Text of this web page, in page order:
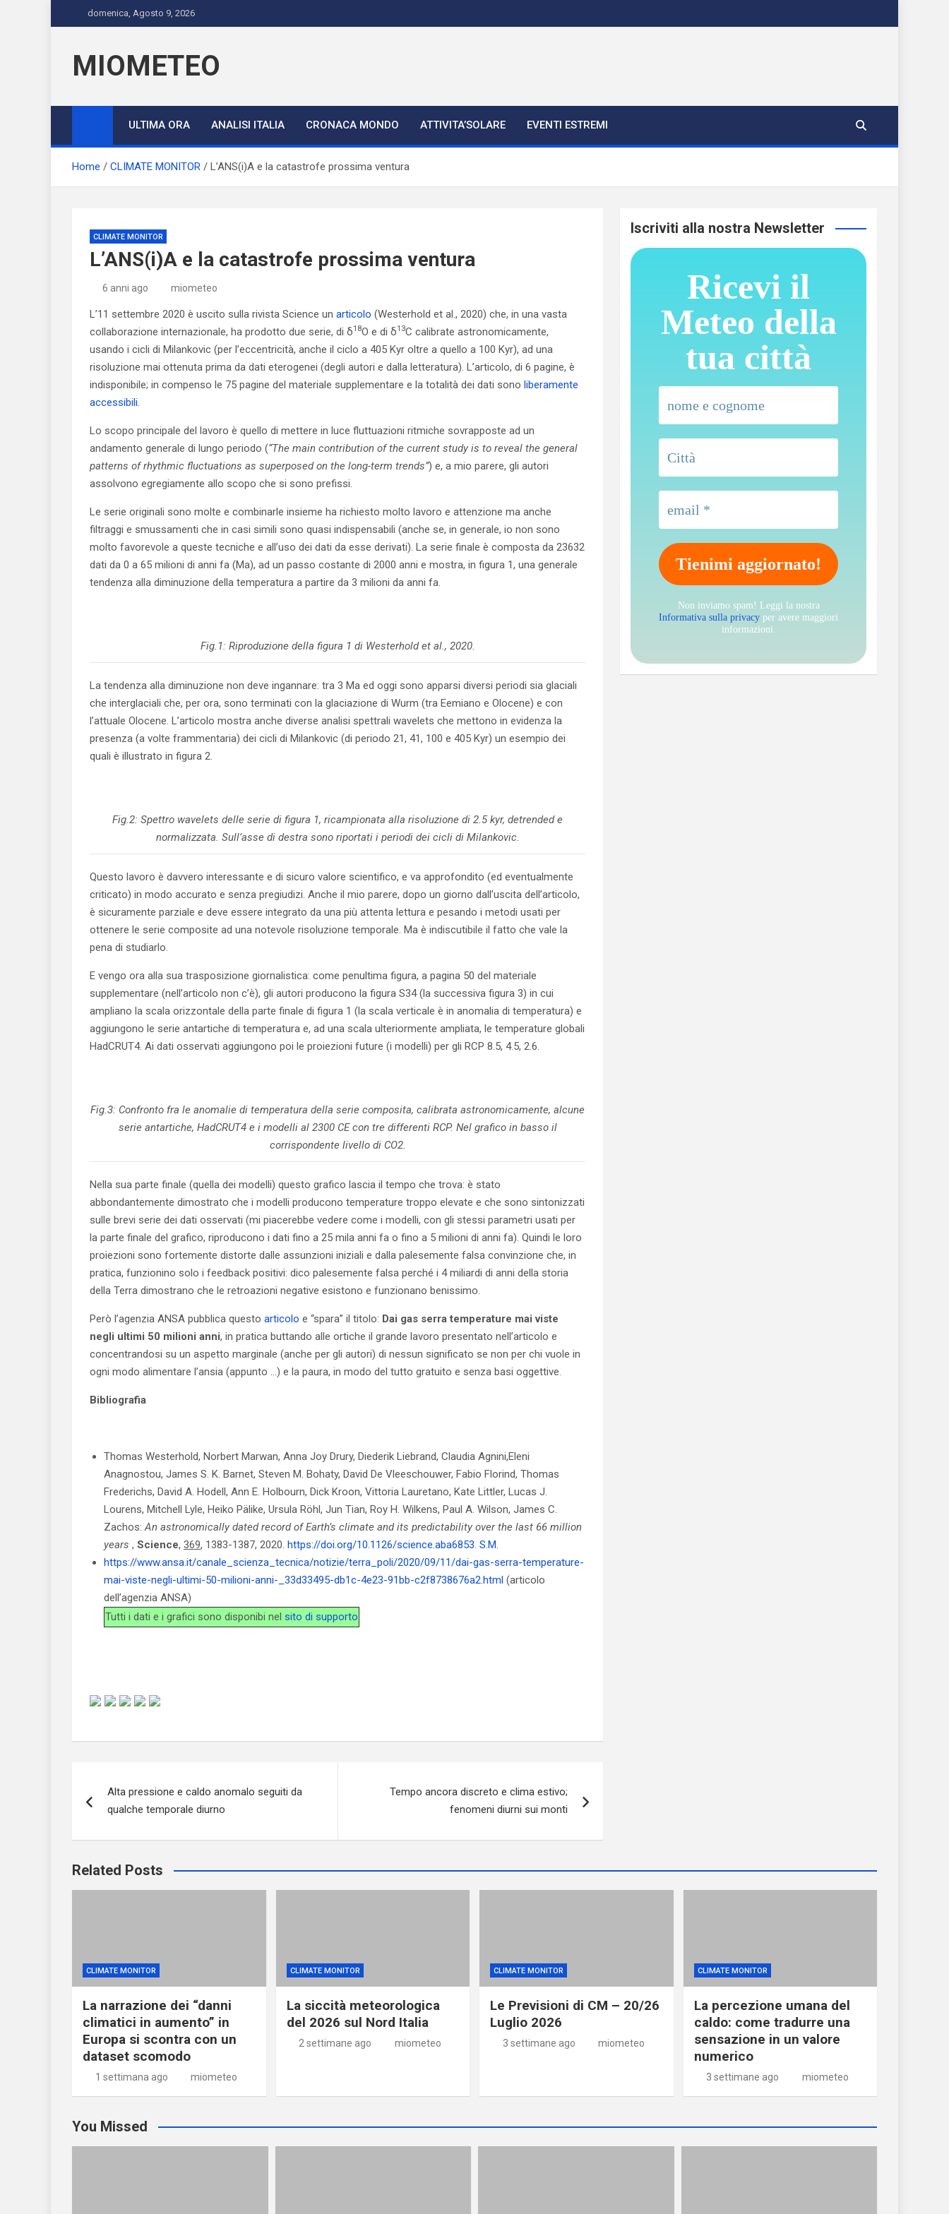
to
domenica, Agosto 9, 2026
MIOMETEO
ULTIMA ORA ANALISI ITALIA CRONACA MONDO ATTIVITA’SOLARE EVENTI ESTREMI
Home CLIMATE MONITOR L’ANS(i)A e la catastrofe prossima ventura
CLIMATE MONITOR
L’ANS(i)A e la catastrofe prossima ventura
6 anni ago miometeo
L’11 settembre 2020 è uscito sulla rivista Science un articolo (Westerhold et al., 2020) che, in una vasta
collaborazione internazionale, ha prodotto due serie, di δ18O e di δ13C calibrate astronomicamente,
usando i cicli di Milankovic (per l’eccentricità, anche il ciclo a 405 Kyr oltre a quello a 100 Kyr), ad una
risoluzione mai ottenuta prima da dati eterogenei (degli autori e dalla letteratura). L’articolo, di 6 pagine, è
indisponibile; in compenso le 75 pagine del materiale supplementare e la totalità dei dati sono liberamente
accessibili.
Lo scopo principale del lavoro è quello di mettere in luce fluttuazioni ritmiche sovrapposte ad un
andamento generale di lungo periodo (“The main contribution of the current study is to reveal the general
patterns of rhythmic fluctuations as superposed on the long-term trends”) e, a mio parere, gli autori
assolvono egregiamente allo scopo che si sono prefissi.
Le serie originali sono molte e combinarle insieme ha richiesto molto lavoro e attenzione ma anche
filtraggi e smussamenti che in casi simili sono quasi indispensabili (anche se, in generale, io non sono
molto favorevole a queste tecniche e all’uso dei dati da esse derivati). La serie finale è composta da 23632
dati da 0 a 65 milioni di anni fa (Ma), ad un passo costante di 2000 anni e mostra, in figura 1, una generale
tendenza alla diminuzione della temperatura a partire da 3 milioni da anni fa.
Fig.1: Riproduzione della figura 1 di Westerhold et al., 2020.
La tendenza alla diminuzione non deve ingannare: tra 3 Ma ed oggi sono apparsi diversi periodi sia glaciali
che interglaciali che, per ora, sono terminati con la glaciazione di Wurm (tra Eemiano e Olocene) e con
l’attuale Olocene. L’articolo mostra anche diverse analisi spettrali wavelets che mettono in evidenza la
presenza (a volte frammentaria) dei cicli di Milankovic (di periodo 21, 41, 100 e 405 Kyr) un esempio dei
quali è illustrato in figura 2.
Fig.2: Spettro wavelets delle serie di figura 1, ricampionata alla risoluzione di 2.5 kyr, detrended e
normalizzata. Sull’asse di destra sono riportati i periodi dei cicli di Milankovic.
Questo lavoro è davvero interessante e di sicuro valore scientifico, e va approfondito (ed eventualmente
criticato) in modo accurato e senza pregiudizi. Anche il mio parere, dopo un giorno dall’uscita dell’articolo,
è sicuramente parziale e deve essere integrato da una più attenta lettura e pesando i metodi usati per
ottenere le serie composite ad una notevole risoluzione temporale. Ma è indiscutibile il fatto che vale la
pena di studiarlo.
E vengo ora alla sua trasposizione giornalistica: come penultima figura, a pagina 50 del materiale
supplementare (nell’articolo non c’è), gli autori producono la figura S34 (la successiva figura 3) in cui
ampliano la scala orizzontale della parte finale di figura 1 (la scala verticale è in anomalia di temperatura) e
aggiungono le serie antartiche di temperatura e, ad una scala ulteriormente ampliata, le temperature globali
HadCRUT4. Ai dati osservati aggiungono poi le proiezioni future (i modelli) per gli RCP 8.5, 4.5, 2.6.
Fig.3: Confronto fra le anomalie di temperatura della serie composita, calibrata astronomicamente, alcune
serie antartiche, HadCRUT4 e i modelli al 2300 CE con tre differenti RCP. Nel grafico in basso il
corrispondente livello di CO2.
Nella sua parte finale (quella dei modelli) questo grafico lascia il tempo che trova: è stato
abbondantemente dimostrato che i modelli producono temperature troppo elevate e che sono sintonizzati
sulle brevi serie dei dati osservati (mi piacerebbe vedere come i modelli, con gli stessi parametri usati per
la parte finale del grafico, riproducono i dati fino a 25 mila anni fa o fino a 5 milioni di anni fa). Quindi le loro
proiezioni sono fortemente distorte dalle assunzioni iniziali e dalla palesemente falsa convinzione che, in
pratica, funzionino solo i feedback positivi: dico palesemente falsa perché i 4 miliardi di anni della storia
della Terra dimostrano che le retroazioni negative esistono e funzionano benissimo.
Però l’agenzia ANSA pubblica questo articolo e “spara” il titolo: Dai gas serra temperature mai viste
negli ultimi 50 milioni anni, in pratica buttando alle ortiche il grande lavoro presentato nell’articolo e
concentrandosi su un aspetto marginale (anche per gli autori) di nessun significato se non per chi vuole in
ogni modo alimentare l’ansia (appunto …) e la paura, in modo del tutto gratuito e senza basi oggettive.
Bibliografia
Thomas Westerhold, Norbert Marwan, Anna Joy Drury, Diederik Liebrand, Claudia Agnini,Eleni
Anagnostou, James S. K. Barnet, Steven M. Bohaty, David De Vleeschouwer, Fabio Florind, Thomas
Frederichs, David A. Hodell, Ann E. Holbourn, Dick Kroon, Vittoria Lauretano, Kate Littler, Lucas J.
Lourens, Mitchell Lyle, Heiko Pälike, Ursula Röhl, Jun Tian, Roy H. Wilkens, Paul A. Wilson, James C.
Zachos:An astronomically dated record of Earth’s climate and its predictability over the last 66 million
years , Science, 369, 1383-1387, 2020. https://doi.org/10.1126/science.aba6853. S.M.
https://www.ansa.it/canale_scienza_tecnica/notizie/terra_poli/2020/09/11/dai-gas-serra-temperature-
mai-viste-negli-ultimi-50-milioni-anni-_33d33495-db1c-4e23-91bb-c2f8738676a2.html (articolo
dell’agenzia ANSA)
Tutti i dati e i grafici sono disponibi nel sito di supporto
articoli
Alta pressione e caldo anomalo seguiti da
qualche temporale diurno
Tempo ancora discreto e clima estivo;
fenomeni diurni sui monti
Iscriviti alla nostra Newsletter
Ricevi il
Meteo della
tua città
Non inviamo spam! Leggi la nostra
Informativa sulla privacy per avere maggiori
informazioni.
Related Posts
CLIMATE MONITOR
La narrazione dei “danni
climatici in aumento” in
Europa si scontra con un
dataset scomodo
1 settimana ago miometeo
CLIMATE MONITOR
La siccità meteorologica
del 2026 sul Nord Italia
2 settimane ago miometeo
CLIMATE MONITOR
Le Previsioni di CM – 20/26
Luglio 2026
3 settimane ago miometeo
CLIMATE MONITOR
La percezione umana del
caldo: come tradurre una
sensazione in un valore
numerico
3 settimane ago miometeo
You Missed